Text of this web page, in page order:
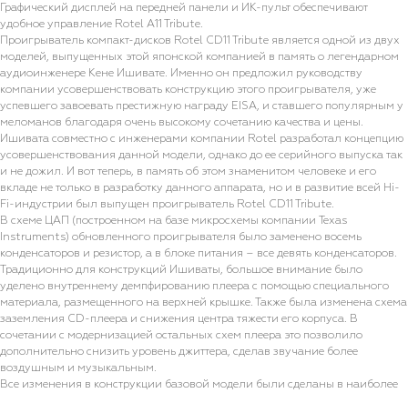
Графический дисплей на передней панели и ИК-пульт обеспечивают
удобное управление Rotel A11 Tribute.
Проигрыватель компакт-дисков Rotel CD11 Tribute является одной из двух
моделей, выпущенных этой японской компанией в память о легендарном
аудиоинженере Кене Ишивате. Именно он предложил руководству
компании усовершенствовать конструкцию этого проигрывателя, уже
успевшего завоевать престижную награду EISA, и ставшего популярным у
меломанов благодаря очень высокому сочетанию качества и цены.
Ишивата совместно с инженерами компании Rotel разработал концепцию
усовершенствования данной модели, однако до ее серийного выпуска так
и не дожил. И вот теперь, в память об этом знаменитом человеке и его
вкладе не только в разработку данного аппарата, но и в развитие всей Hi-
Fi-индустрии был выпущен проигрыватель Rotel CD11 Tribute.
В схеме ЦАП (построенном на базе микросхемы компании Texas
Instruments) обновленного проигрывателя было заменено восемь
конденсаторов и резистор, а в блоке питания – все девять конденсаторов.
Традиционно для конструкций Ишиваты, большое внимание было
уделено внутреннему демпфированию плеера с помощью специального
материала, размещенного на верхней крышке. Также была изменена схема
заземления CD-плеера и снижения центра тяжести его корпуса. В
сочетании с модернизацией остальных схем плеера это позволило
дополнительно снизить уровень джиттера, сделав звучание более
воздушным и музыкальным.
Все изменения в конструкции базовой модели были сделаны в наиболее